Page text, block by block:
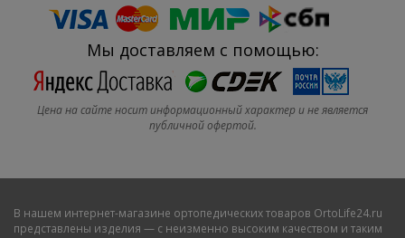
Мы доставляем с помощью:
Цена на сайте носит информационный характер и не является
публичной офертой.
В нашем интернет-магазине ортопедических товаров OrtoLife24.ru
представлены изделия — с неизменно высоким качеством и таким